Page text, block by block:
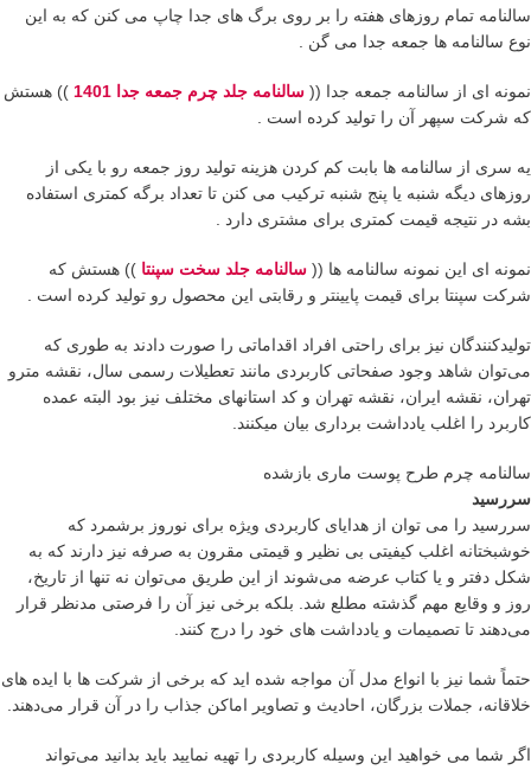
سالنامه تمام روزهای هفته را بر روی برگ های جدا چاپ می کنن که به این
نوع سالنامه ها جمعه جدا می گن .
نمونه ای از سالنامه جمعه جدا (( سالنامه جلد چرم جمعه جدا 1401
)) هستش
که شرکت سپهر آن را تولید کرده است .
یه سری از سالنامه ها بابت کم کردن هزینه تولید روز جمعه رو با یکی از
روزهای دیگه شنبه یا پنج شنبه ترکیب می کنن تا تعداد برگه کمتری استفاده
بشه در نتیجه قیمت کمتری برای مشتری دارد .
نمونه ای این نمونه سالنامه ها (( سالنامه جلد سخت سپنتا )) هستش که
شرکت سپنتا برای قیمت پایینتر و رقابتی این محصول رو تولید کرده است .
تولیدکنندگان نیز برای راحتی افراد اقداماتی را صورت دادند به طوری که
می‌توان شاهد وجود صفحاتی کاربردی مانند تعطیلات رسمی سال، نقشه مترو
تهران، نقشه ایران، نقشه تهران و کد استانهای مختلف نیز بود البته عمده
کاربرد را اغلب یادداشت برداری بیان میکنند.
سالنامه چرم طرح پوست ماری بازشده
سررسید
سررسید را می توان از هدایای کاربردی ویژه برای نوروز برشمرد که
خوشبختانه اغلب کیفیتی بی نظیر و قیمتی مقرون به صرفه نیز دارند که به
شکل دفتر و یا کتاب عرضه می‌شوند از این طریق می‌توان نه تنها از تاریخ،
روز و وقایع مهم گذشته مطلع شد. بلکه برخی نیز آن را فرصتی مدنظر قرار
می‌دهند تا تصمیمات و یادداشت های خود را درج کنند.
حتماً شما نیز با انواع مدل آن مواجه شده اید که برخی از شرکت ها با ایده های
خلاقانه، جملات بزرگان، احادیث و تصاویر اماکن جذاب را در آن قرار می‌دهند.
اگر شما می خواهید این وسیله کاربردی را تهیه نمایید باید بدانید می‌تواند